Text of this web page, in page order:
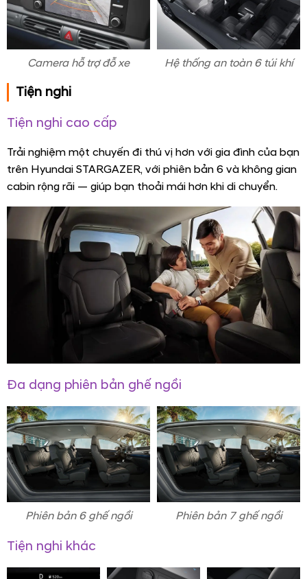
Camera hỗ trợ đỗ xe Hệ thống an toàn 6 túi khí
Tiện nghi
Tiện nghi cao cấp
Trải nghiệm một chuyến đi thú vị hơn với gia đình của bạn
trên Hyundai STARGAZER, với phiên bản 6 và không gian
cabin rộng rãi — giúp bạn thoải mái hơn khi di chuyển.
Đa dạng phiên bản ghế ngồi
Phiên bản 6 ghế ngồi Phiên bản 7 ghế ngồi
Tiện nghi khác